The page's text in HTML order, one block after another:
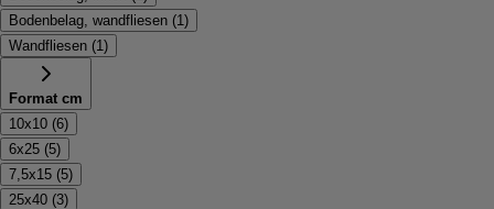
Bodenbelag, wandfliesen (1 )
Wandfliesen (1 )
Format cm
10x10 (6)
6x25 (5)
7,5x15 (5)
25x40 (3)